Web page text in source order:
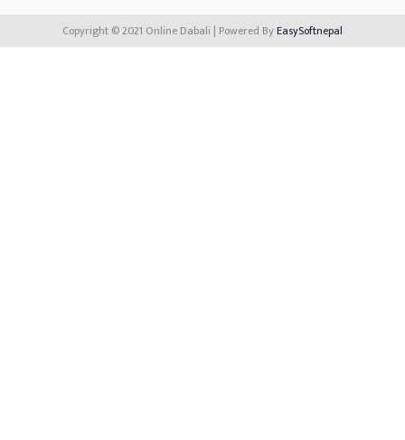
Copyright © 2021 Online Dabali | Powered ByEasySoftnepal